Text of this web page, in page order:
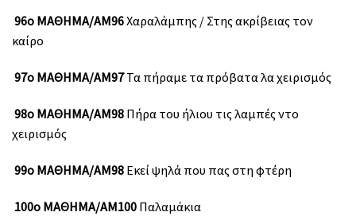
96ο ΜΑΘΗΜΑ/ΑΜ96Χαραλάμπης / Στης ακρίβειας τον
καίρο
97o ΜΑΘΗΜΑ/ΑΜ97Τα πήραμε τα πρόβατα λα χειρισμός
98ο ΜΑΘΗΜΑ/ΑΜ98 Πήρα του ήλιου τις λαμπές ντο
χειρισμός
99ο ΜΑΘΗΜΑ/ΑΜ98 Εκεί ψηλά που πας στη φτέρη
100ο ΜΑΘΗΜΑ/ΑΜ100 Παλαμάκια